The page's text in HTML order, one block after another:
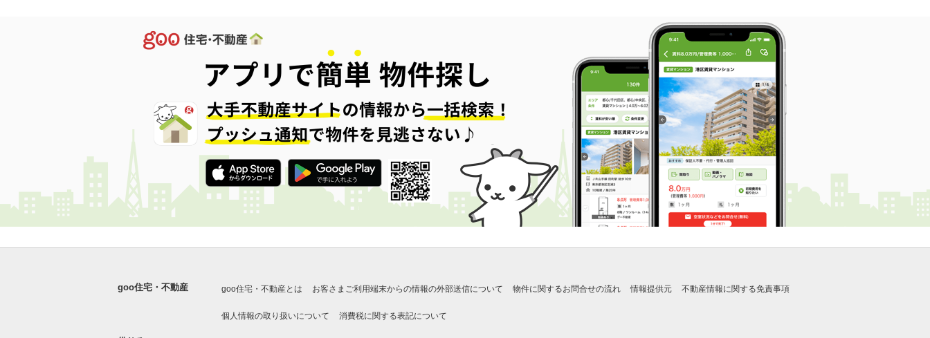
goo住宅・不動産 goo住宅・不動産とは お客さまご利用端末からの情報の外部送信について 物件に関するお問合せの流れ 情報提供元 不動産情報に関する免責事項
個人情報の取り扱いについて 消費税に関する表記について